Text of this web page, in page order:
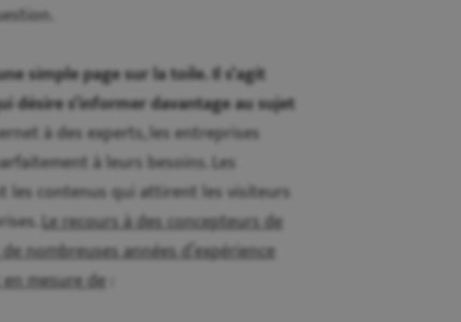
simple page sur la toile. Il s’agit
s’informer davantage au sujet
à des experts, les entreprises
à leurs besoins. Les
les contenus qui attirent les visiteurs
Le recours à des concepteurs de
nombreuses années d’expérience
mesure de